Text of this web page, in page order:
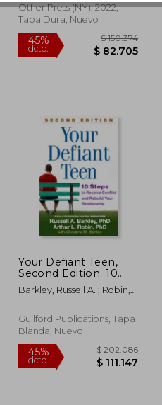
45%
dcto.
$
$
Other Press (NY), 2022,
Tapa Dura, Nuevo
Your Defiant Teen,
Second Edition: 10
Steps to Resolve
Conflict and Rebuild
Inglés)
Barkley, Russell A. ; Robin,
M.
Guilford Publications, Tapa
Blanda, Nuevo